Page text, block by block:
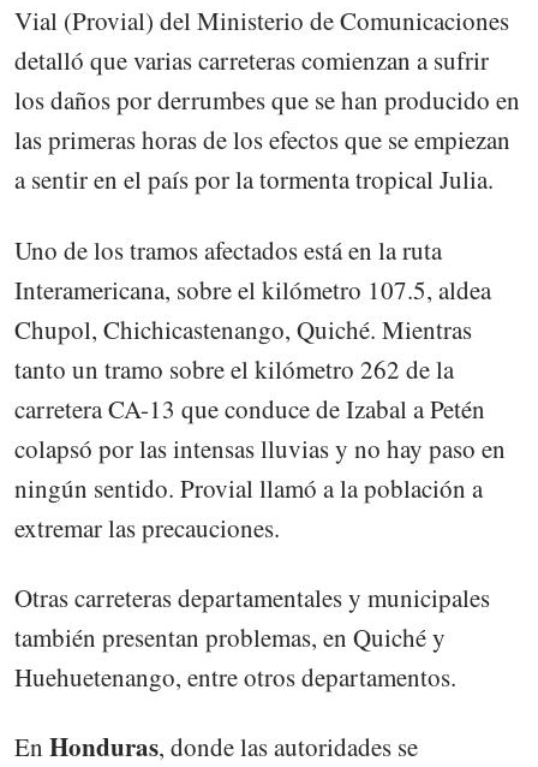
Vial (Provial) del Ministerio de Comunicaciones
detalló que varias carreteras comienzan a sufrir
los daños por derrumbes que se han producido en
las primeras horas de los efectos que se empiezan
a sentir en el país por la tormenta tropical Julia.
Uno de los tramos afectados está en la ruta
Interamericana, sobre el kilómetro 107.5, aldea
Chupol, Chichicastenango, Quiché. Mientras
tanto un tramo sobre el kilómetro 262 de la
carretera CA-13 que conduce de Izabal a Petén
colapsó por las intensas lluvias y no hay paso en
ningún sentido. Provial llamó a la población a
extremar las precauciones.
Otras carreteras departamentales y municipales
también presentan problemas, en Quiché y
Huehuetenango, entre otros departamentos.
En Honduras, donde las autoridades se